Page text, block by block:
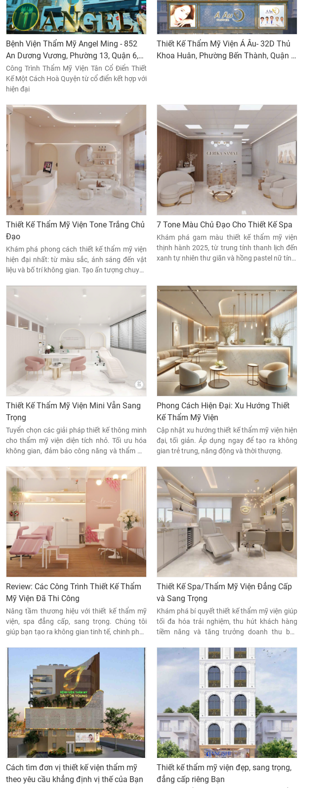
Bệnh Viện Thẩm Mỹ Angel Ming - 852
An Dương Vương, Phường 13, Quận 6,
Thành phố Hồ Chí Minh
Công Trình Thẩm Mỹ Viện Tân Cổ Điển Thiết
Kế Một Cách Hoà Quyện từ cổ điển kết hợp với
hiện đại
Thiết Kế Thẩm Mỹ Viện Á Âu- 32D Thủ
Khoa Huân, Phường Bến Thành, Quận 1,
Thiết Kế Thẩm Mỹ Viện Tone Trắng Chủ
Đạo
Khám phá phong cách thiết kế thẩm mỹ viện
hiện đại nhất: từ màu sắc, ánh sáng đến vật
liệu và bố trí không gian. Tạo ấn tượng chuyên
7 Tone Màu Chủ Đạo Cho Thiết Kế Spa
Khám phá gam màu thiết kế thẩm mỹ viện
thịnh hành 2025, từ trung tính thanh lịch đến
xanh tự nhiên thư giãn và hồng pastel nữ tính.
Thiết Kế Thẩm Mỹ Viện Mini Vẫn Sang
Trọng
Tuyển chọn các giải pháp thiết kế thông minh
cho thẩm mỹ viện diện tích nhỏ. Tối ưu hóa
không gian, đảm bảo công năng và thẩm mỹ
Phong Cách Hiện Đại: Xu Hướng Thiết
Kế Thẩm Mỹ Viện
Cập nhật xu hướng thiết kế thẩm mỹ viện hiện
đại, tối giản. Áp dụng ngay để tạo ra không
gian trẻ trung, năng động và thời thượng.
Review: Các Công Trình Thiết Kế Thẩm
Mỹ Viện Đã Thi Công
Nâng tầm thương hiệu với thiết kế thẩm mỹ
viện, spa đẳng cấp, sang trọng. Chúng tôi
giúp bạn tạo ra không gian tinh tế, chinh phục
Thiết Kế Spa/Thẩm Mỹ Viện Đẳng Cấp
và Sang Trọng
Khám phá bí quyết thiết kế thẩm mỹ viện giúp
tối đa hóa trải nghiệm, thu hút khách hàng
tiềm năng và tăng trưởng doanh thu bền
Cách tìm đơn vị thiết kế viện thẩm mỹ
theo yêu cầu khẳng định vị thế của Bạn
Thiết kế thẩm mỹ viện đẹp, sang trọng,
đẳng cấp riêng Bạn